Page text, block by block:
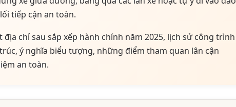
tiếp cận an toàn.
địa chỉ sau sắp xếp hành chính năm 2025, lịch sử công trình
ý nghĩa biểu tượng, những điểm tham quan lân cận
an toàn.